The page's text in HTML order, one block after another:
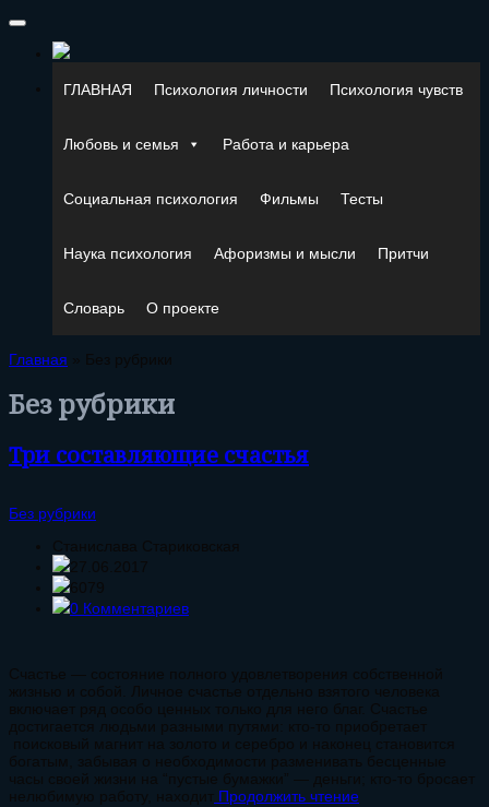
ГЛАВНАЯ Психология личности Психология чувств
Любовь и семья Работа и карьера
Социальная психология Фильмы Тесты
Наука психология Афоризмы и мысли Притчи
Словарь О проекте
Главная » Без рубрики
Без рубрики
Три составляющие счастья
Без рубрики
Станислава Стариковская
27.06.2017
6079
0 Комментариев
Счастье — состояние полного удовлетворения собственной
жизнью и собой. Личное счастье отдельно взятого человека
включает ряд особо ценных только для него благ. Счастье
достигается людьми разными путями: кто-то приобретает
поисковый магнит на золото и серебро и наконец становится
богатым, забывая о необходимости разменивать бесценные
часы своей жизни на “пустые бумажки” — деньги; кто-то бросает
нелюбимую работу, находит Продолжить чтение